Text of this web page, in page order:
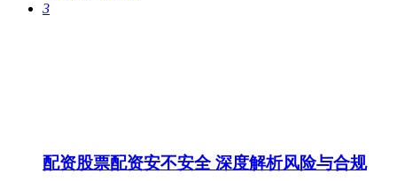
3
配资股票配资安不安全 深度解析风险与合规